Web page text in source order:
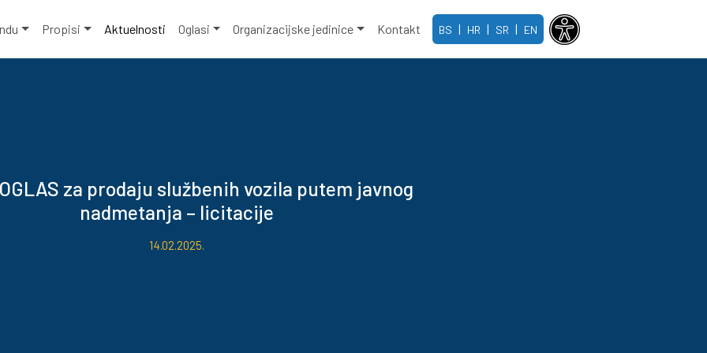
Propisi Aktuelnosti Oglasi Organizacijske jedinice Kontakt BS | HR | SR | EN
za prodaju službenih vozila putem javnog
nadmetanja – licitacije
14.02.2025.